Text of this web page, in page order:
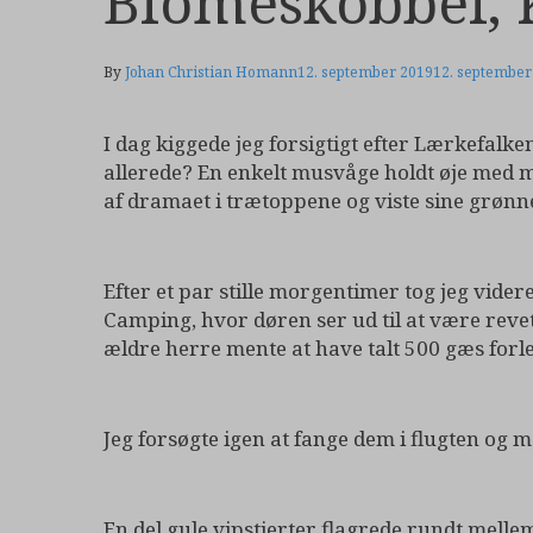
ByJohan Christian Homann12. september 201912.
I dag kiggede jeg forsigtigt efter
allerede? En enkelt musvåge holdt øje
af dramaet i trætoppene og viste sine
Efter et par stille morgentimer tog jeg
Camping, hvor døren ser ud til at være
ældre herre mente at have talt 500 gæs
Jeg forsøgte igen at fange dem i flugten og